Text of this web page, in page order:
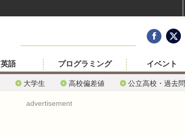
大学生 高校偏差値 公立高校・過去問
英語 プログラミング イベント
advertisement